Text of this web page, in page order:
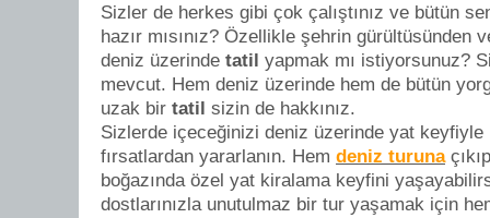
Sizler de herkes gibi çok çalıştınız ve bütün
hazır mısınız? Özellikle şehrin gürültüsünden
deniz üzerinde tatil yapmak mı istiyorsunuz?
mevcut. Hem deniz üzerinde hem de bütün
uzak bir tatil sizin de hakkınız.
Sizlerde içeceğinizi deniz üzerinde yat keyfiyle
fırsatlardan yararlanın. Hem deniz turuna
boğazında özel yat kiralama keyfini
dostlarınızla unutulmaz bir tur yaşamak için